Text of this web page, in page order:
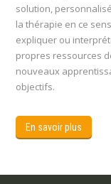
solution,
la thérapie en ce
expliquer ou
propres ressources
nouveaux
objectifs.
En savoir plus